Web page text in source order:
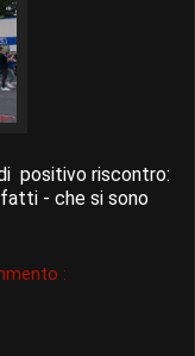
positivo riscontro:
- che si sono
: